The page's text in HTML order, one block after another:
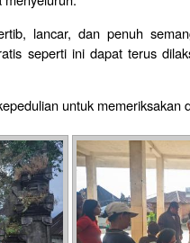
lancar, dan penuh
seperti ini dapat terus
untuk memeriksakan